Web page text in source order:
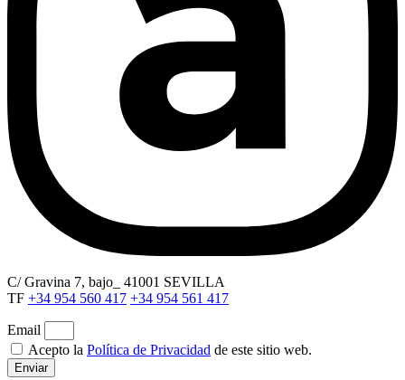
C/ Gravina 7, bajo_ 41001 SEVILLA
TF +34 954 560 417 +34 954 561 417
Email
Acepto la Política de Privacidad de este sitio web.
Enviar